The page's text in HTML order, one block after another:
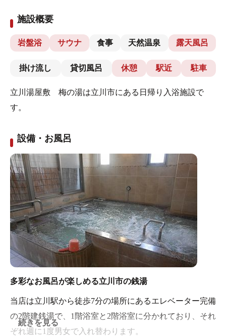
施設概要
岩盤浴 サウナ 食事 天然温泉 露天風呂
掛け流し 貸切風呂 休憩 駅近 駐車
立川湯屋敷 梅の湯は立川市にある日帰り入浴施設で
す。
設備・お風呂
多彩なお風呂が楽しめる立川市の銭湯
当店は立川駅から徒歩7分の場所にあるエレベーター完備
の2階建銭湯で、1階浴室と2階浴室に分かれており、それ
ぞれ週に1度男女で入れ替わります。
続きを見る